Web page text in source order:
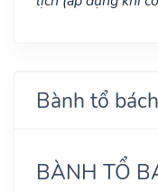
Bành tổ
BÀNH TỔ